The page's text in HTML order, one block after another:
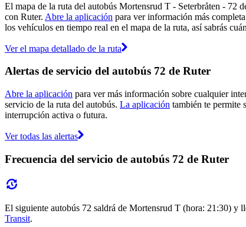
El mapa de la ruta del autobús Mortensrud T - Seterbråten - 72
con Ruter. Abre la aplicación para ver información más
los vehículos en tiempo real en el mapa de la ruta, así sabrás
Ver el mapa detallado de la ruta
Alertas de servicio del autobús 72 de Ruter
Abre la aplicación para ver más información sobre cualquier
servicio de la ruta del autobús. La aplicación también te permite
interrupción activa o futura.
Ver todas las alertas
Frecuencia del servicio de autobús 72 de Ruter
El siguiente autobús 72 saldrá de Mortensrud T (hora: 21:30) y
Transit.